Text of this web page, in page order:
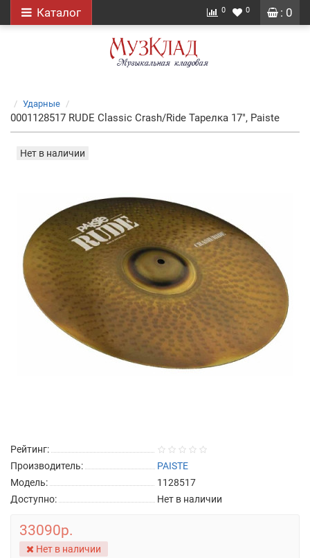
: 0
Каталог 0 0
Ударные
0001128517 RUDE Classic Crash/Ride Тарелка 17", Paiste
Нет в наличии
Рейтинг:
Производитель:
PAISTE
Модель:
1128517
Доступно:
Нет в наличии
33090р.
Нет в наличии